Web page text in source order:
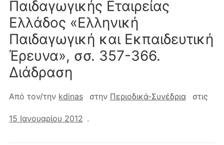
Παιδαγωγικής Εταιρείας
Ελλάδος «Ελληνική
Παιδαγωγική και Εκπαιδευτική
Έρευνα», σσ. 357-366.
Διάδραση
Από τον/την kdinas στην Περιοδικά-Συνέδρια στις
15 Ιανουαρίου 2012 .